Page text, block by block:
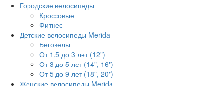
Городские велосипеды
Кроссовые
Фитнес
Детские велосипеды Merida
Беговелы
От 1,5 до 3 лет (12")
От 3 до 5 лет (14", 16")
От 5 до 9 лет (18", 20")
Женские велосипеды Merida